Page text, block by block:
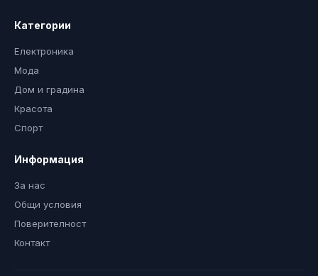
Категории
Електроника
Мода
Дом и градина
Красота
Спорт
Информация
За нас
Общи условия
Поверителност
Контакт